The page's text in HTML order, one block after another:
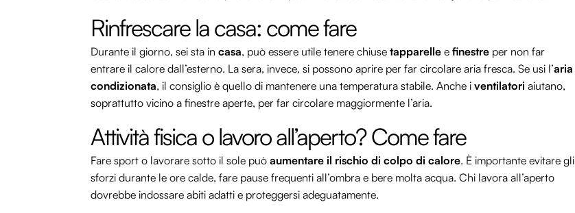
Rinfrescare la casa: come fare
Durante il giorno, sei sta in casa, può essere utile tenere chiuse tapparelle e finestre per non far
entrare il calore dall’esterno. La sera, invece, si possono aprire per far circolare aria fresca. Se usi l’aria
condizionata, il consiglio è quello di mantenere una temperatura stabile. Anche i ventilatori aiutano,
soprattutto vicino a finestre aperte, per far circolare maggiormente l’aria.
Attività fisica o lavoro all’aperto? Come fare
Fare sport o lavorare sotto il sole può aumentare il rischio di colpo di calore. È importante evitare gli
sforzi durante le ore calde, fare pause frequenti all’ombra e bere molta acqua. Chi lavora all’aperto
dovrebbe indossare abiti adatti e proteggersi adeguatamente.